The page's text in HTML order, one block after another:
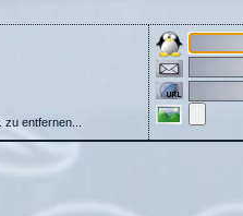
entfernen...